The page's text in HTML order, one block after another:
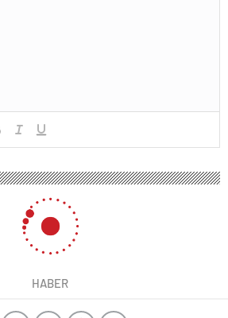
Belediye
Cemil Tugay, Buca
Kredi ve Kefalet
ziyaret etti